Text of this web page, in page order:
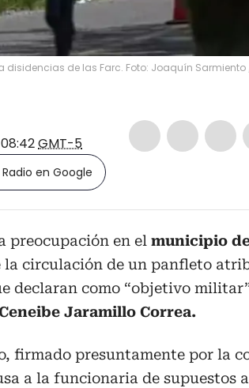
disidencias de las Farc. Foto: Joaquín
GMT-5
en Google
preocupación en el municipio
la circulación de un panfleto
declaran como “objetivo
Jaramillo Correa.
firmado presuntamente por la
a la funcionaria de supuestos